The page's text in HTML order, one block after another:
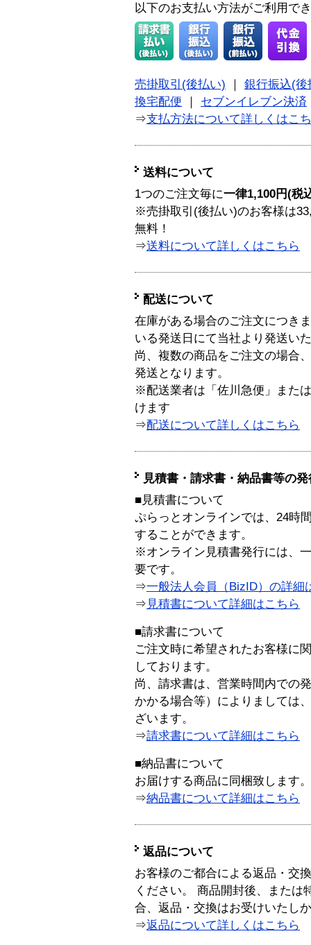
以下のお支払い方法がご利用で
売掛取引(後払い)
銀行振込(後
換宅配便
セブンイレブン決済
⇒支払方法について詳しくはこ
送料について
1つのご注文毎に一律1,100円(税
※売掛取引(後払い)のお客様は
無料！
⇒送料について詳しくはこちら
配送について
在庫がある場合のご注文につき
いる発送日にて当社より発送い
尚、複数の商品をご注文の場合
発送となります。
※配送業者は「佐川急便」また
けます
⇒配送について詳しくはこちら
見積書・請求書・納品書等の
■見積書について
ぷらっとオンラインでは、24時
することができます。
※オンライン見積書発行には、
要です。
⇒一般法人会員（BizID）の詳細
⇒ 見積書について詳細はこちら
■請求書について
ご注文時に希望されたお客様に
しております。
尚、請求書は、営業時間内での
かかる場合等）によりましては
ざいます。
⇒請求書について詳細はこちら
■納品書について
お届けする商品に同梱致します。
⇒納品書について詳細はこちら
返品について
お客様のご都合による返品・交
ください。 商品開封後、または
合、返品・交換はお受けいたし
⇒返品について詳しくはこちら